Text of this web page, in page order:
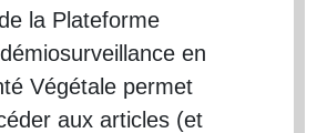
la Plateforme
en
Végétale permet
aux articles (et